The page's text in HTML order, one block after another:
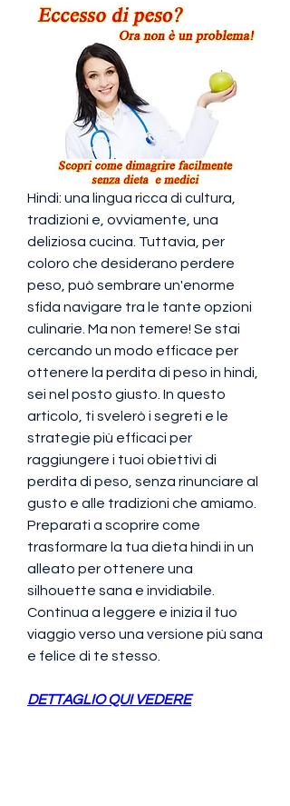
Hindi: una lingua ricca di cultura,
tradizioni e, ovviamente, una
deliziosa cucina. Tuttavia, per
coloro che desiderano perdere
peso, può sembrare un'enorme
sfida navigare tra le tante opzioni
culinarie. Ma non temere! Se stai
cercando un modo efficace per
ottenere la perdita di peso in hindi,
sei nel posto giusto. In questo
articolo, ti svelerò i segreti e le
strategie più efficaci per
raggiungere i tuoi obiettivi di
perdita di peso, senza rinunciare al
gusto e alle tradizioni che amiamo.
Preparati a scoprire come
trasformare la tua dieta hindi in un
alleato per ottenere una
silhouette sana e invidiabile.
Continua a leggere e inizia il tuo
viaggio verso una versione più sana
e felice di te stesso.
DETTAGLIO QUI VEDERE